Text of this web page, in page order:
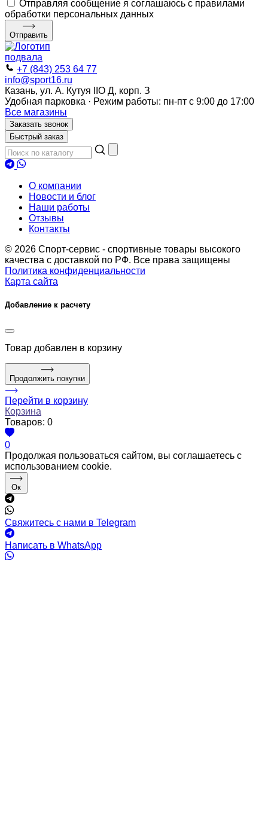
Отправляя сообщение я соглашаюсь с правилами
обработки персональных данных
Отправить
+7 (843) 253 64 77
info@sport16.ru
Казань, ул. А. Кутуя IIO Д, корп. З
Удобная парковка · Режим работы: пн-пт с 9:00 до 17:00
Все магазины
Заказать звонок
Быстрый заказ
О компании
Новости и блог
Наши работы
Отзывы
Контакты
© 2026 Спорт-сервис - спортивные товары высокого
качества с доставкой по РФ. Все права защищены
Политика конфиденциальности
Карта сайта
Добавление к расчету
Товар добавлен в корзину
Продолжить покупки
Перейти в корзину
Корзина
Товаров: 0
0
Продолжая пользоваться сайтом, вы соглашаетесь с
использованием cookie.
Ок
Свяжитесь с нами в Telegram
Написать в WhatsApp